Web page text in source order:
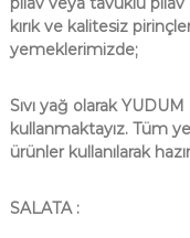
kırık ve kalitesiz
yemeklerimizde;
Sıvı yağ olarak
kullanmaktayız. Tüm
ürünler kullanılarak
SALATA :